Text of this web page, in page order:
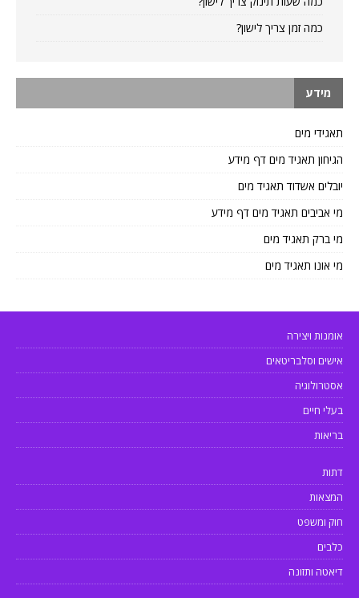
כמה זמן צריך לישון?
מידע
תאגידי מים
הגיחון תאגיד מים דף מידע
יובלים אשדוד תאגיד מים
מי אביבים תאגיד מים דף מידע
מי ברק תאגיד מים
מי אונו תאגיד מים
אומנות ויצירה
אישים וסלבריטאים
אסטרולוגיה
בעלי חיים
בריאות
דתות
המצאות
חוק ומשפט
כלבים
דיאטה ותזונה